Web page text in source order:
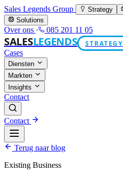
Sales Legends Group Strategy
Solutions
Over ons · 085 201 11 05
SALESLEGENDS
STRATEGY
Cases
Diensten
Markten
Insights
Contact
Contact
Terug naar blog
Existing Business